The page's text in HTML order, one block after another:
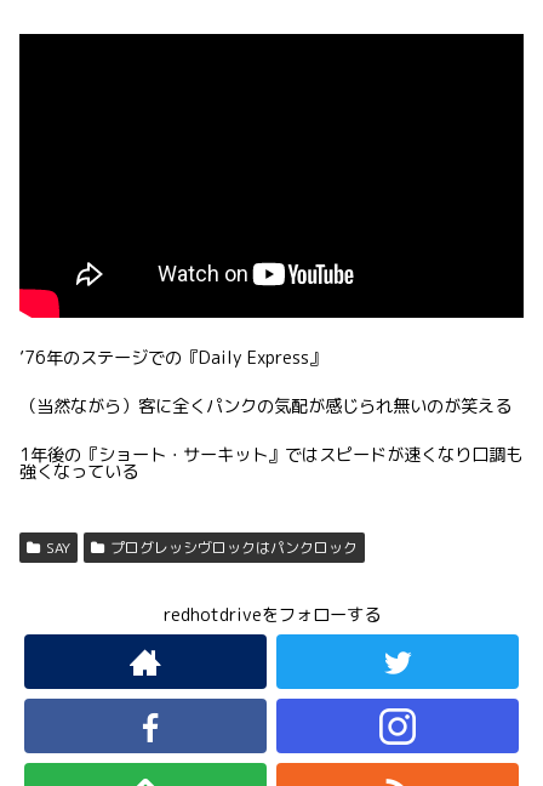
’76年のステージでの『Daily Express』
（当然ながら）客に全くパンクの気配が感じられ無いのが笑える
1年後の『ショート・サーキット』ではスピードが速くなり口調も
強くなっている
SAY プログレッシヴロックはパンクロック
redhotdriveをフォローする